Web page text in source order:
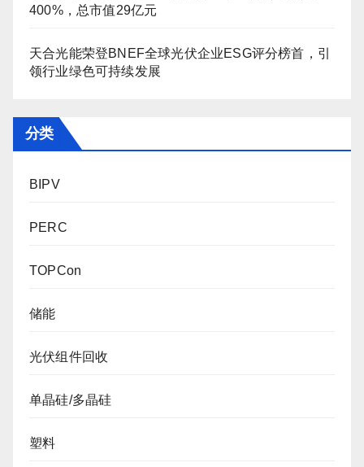
400%，总市值29亿元
天合光能荣登BNEF全球光伏企业ESG评分榜首，引
领行业绿色可持续发展
分类
BIPV
PERC
TOPCon
储能
光伏组件回收
单晶硅/多晶硅
塑料